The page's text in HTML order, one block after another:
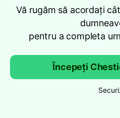
Vă rugăm să acordați
pentru a completa
Începeți